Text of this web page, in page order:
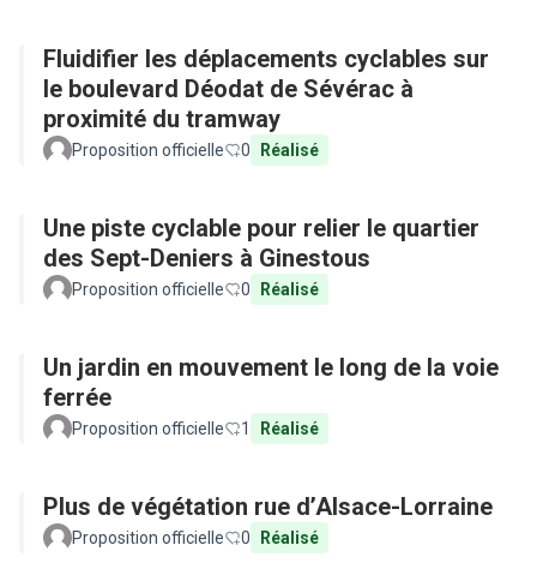
Fluidifier les déplacements cyclables sur
le boulevard Déodat de Sévérac à
proximité du tramway
Proposition officielle 0 Réalisé
Une piste cyclable pour relier le quartier
des Sept-Deniers à Ginestous
Proposition officielle 0 Réalisé
Un jardin en mouvement le long de la voie
ferrée
Proposition officielle 1 Réalisé
Plus de végétation rue d’Alsace-Lorraine
Proposition officielle 0 Réalisé